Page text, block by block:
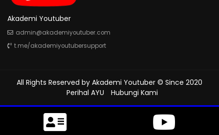
Akademi Youtuber
admin@akademiyoutuber.com
t.me/akademiyoutubersupport
All Rights Reserved by Akademi Youtuber © Since 2020
Perihal AYU
Hubungi Kami